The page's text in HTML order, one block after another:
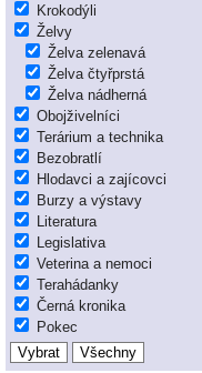
Krokodýli
Želvy
Želva zelenavá
Želva čtyřprstá
Želva nádherná
Obojživelníci
Terárium a technika
Bezobratlí
Hlodavci a zajícovci
Burzy a výstavy
Literatura
Legislativa
Veterina a nemoci
Terahádanky
Černá kronika
Pokec